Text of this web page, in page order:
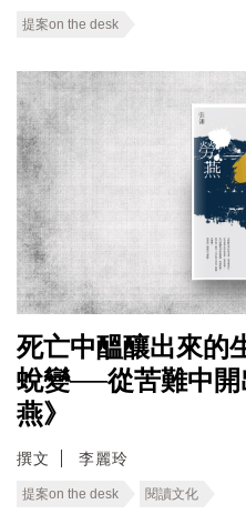
提案on the desk
死亡中醞釀出來的
蛻變──從苦難中
燕》
撰文 李麗玲
提案on the desk 閱讀文化